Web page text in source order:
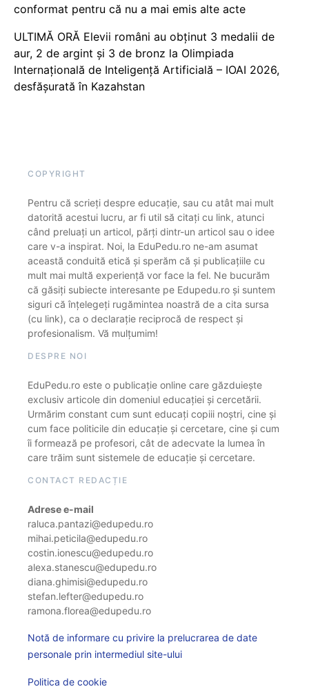
conformat pentru că nu a mai emis alte acte
ULTIMĂ ORĂ Elevii români au obținut 3 medalii de
aur, 2 de argint și 3 de bronz la Olimpiada
Internațională de Inteligență Artificială – IOAI 2026,
desfășurată în Kazahstan
COPYRIGHT
Pentru că scrieți despre educație, sau cu atât mai mult
datorită acestui lucru, ar fi util să citați cu link, atunci
când preluați un articol, părți dintr-un articol sau o idee
care v-a inspirat. Noi, la EduPedu.ro ne-am asumat
această conduită etică și sperăm că și publicațiile cu
mult mai multă experiență vor face la fel. Ne bucurăm
că găsiți subiecte interesante pe Edupedu.ro și suntem
siguri că înțelegeți rugămintea noastră de a cita sursa
(cu link), ca o declarație reciprocă de respect și
profesionalism. Vă mulțumim!
DESPRE NOI
EduPedu.ro este o publicație online care găzduiește
exclusiv articole din domeniul educației și cercetării.
Urmărim constant cum sunt educați copiii noștri, cine și
cum face politicile din educație și cercetare, cine și cum
îi formează pe profesori, cât de adecvate la lumea în
care trăim sunt sistemele de educație și cercetare.
CONTACT REDACȚIE
Adrese e-mail
raluca.pantazi@edupedu.ro
mihai.peticila@edupedu.ro
costin.ionescu@edupedu.ro
alexa.stanescu@edupedu.ro
diana.ghimisi@edupedu.ro
stefan.lefter@edupedu.ro
ramona.florea@edupedu.ro
Notă de informare cu privire la prelucrarea de date
personale prin intermediul site-ului
Politica de cookie